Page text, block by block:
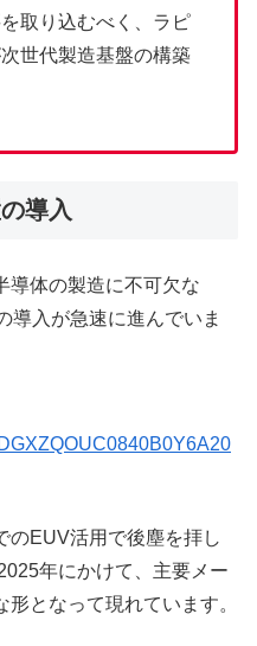
取り込むべく、ラピ
世代製造基盤の構築
導入
体の製造に不可欠な
導入が急速に進んでいま
EUV活用で後塵を拝し
年にかけて、主要メー
となって現れています。